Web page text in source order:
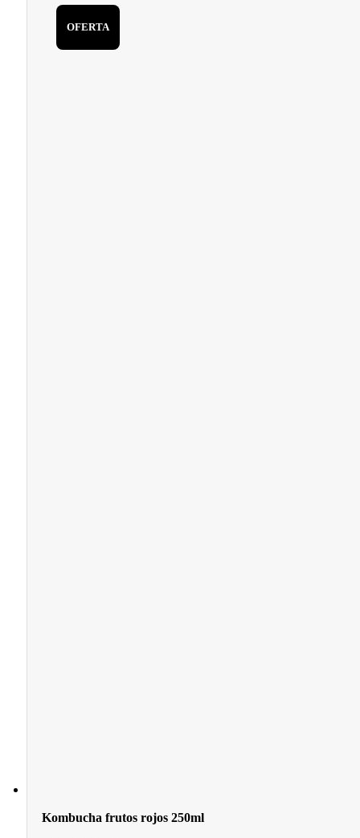
OFERTA
Kombucha frutos rojos 250ml